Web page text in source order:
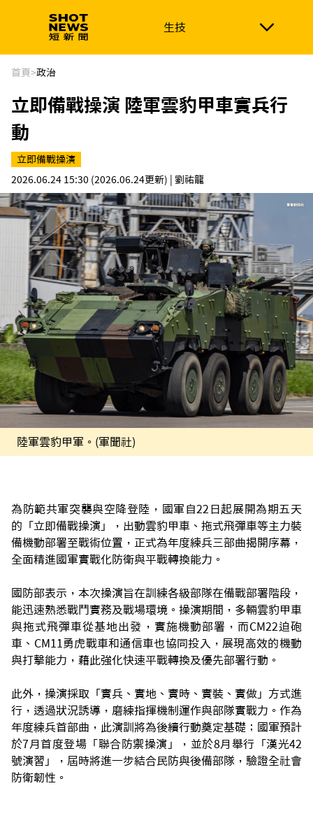
生技
生技 政治
新南向 體育
首頁>政治
立即備戰操演 陸軍雲豹甲車實兵行
動
立即備戰操演
2026.06.24 15:30 (2026.06.24更新) | 劉祐龍
陸軍雲豹甲軍。(軍聞社)
為防範共軍突襲與空降登陸，國軍自22日起展開為期五天
的「立即備戰操演」，出動雲豹甲車、拖式飛彈車等主力裝
備機動部署至戰術位置，正式為年度練兵三部曲揭開序幕，
全面精進國軍實戰化防衛與平戰轉換能力。
國防部表示，本次操演旨在訓練各級部隊在備戰部署階段，
能迅速熟悉戰鬥實務及戰場環境。操演期間，多輛雲豹甲車
與拖式飛彈車從基地出發，實施機動部署，而CM22迫砲
車、CM11勇虎戰車和通信車也協同投入，展現高效的機動
與打擊能力，藉此強化快速平戰轉換及優先部署行動。
此外，操演採取「實兵、實地、實時、實裝、實做」方式進
行，透過狀況誘導，磨練指揮機制運作與部隊實戰力。作為
年度練兵首部曲，此演訓將為後續行動奠定基礎；國軍預計
於7月首度登場「聯合防禦操演」，並於8月舉行「漢光42
號演習」，屆時將進一步結合民防與後備部隊，驗證全社會
防衛韌性。